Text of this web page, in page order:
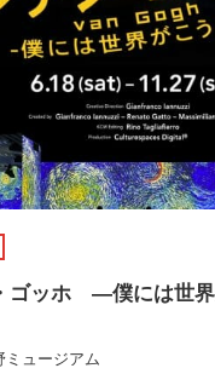
ゴッホ ―僕には世界
ミュージアム